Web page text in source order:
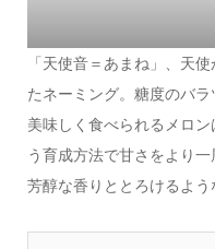
「天使音＝あまね」、天
たネーミング。糖度のバ
美味しく食べられるメロ
う育成方法で甘さをより
芳醇な香りととろけるよう